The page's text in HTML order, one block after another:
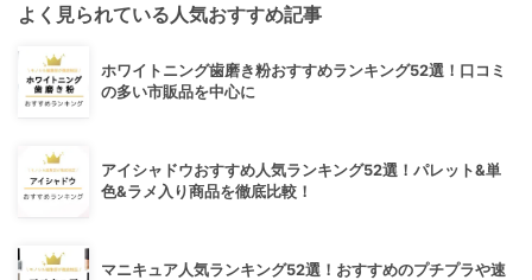
よく見られている人気おすすめ記事
ホワイトニング歯磨き粉おすすめランキング52選！口コミ
の多い市販品を中心に
アイシャドウおすすめ人気ランキング52選！パレット&単
色&ラメ入り商品を徹底比較！
マニキュア人気ランキング52選！おすすめのプチプラや速